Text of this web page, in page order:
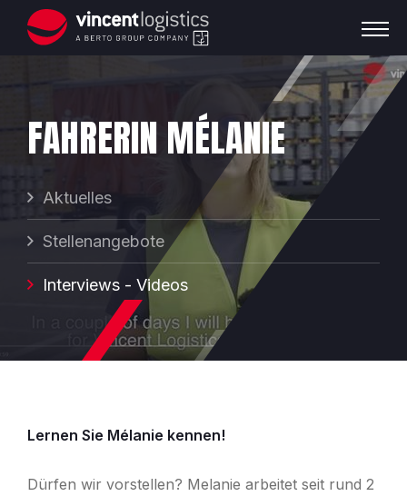
FAHRERIN MÉLANIE
Aktuelles
Stellenangebote
Interviews - Videos
Lernen Sie Mélanie kennen!
Dürfen wir vorstellen? Melanie arbeitet seit rund 2